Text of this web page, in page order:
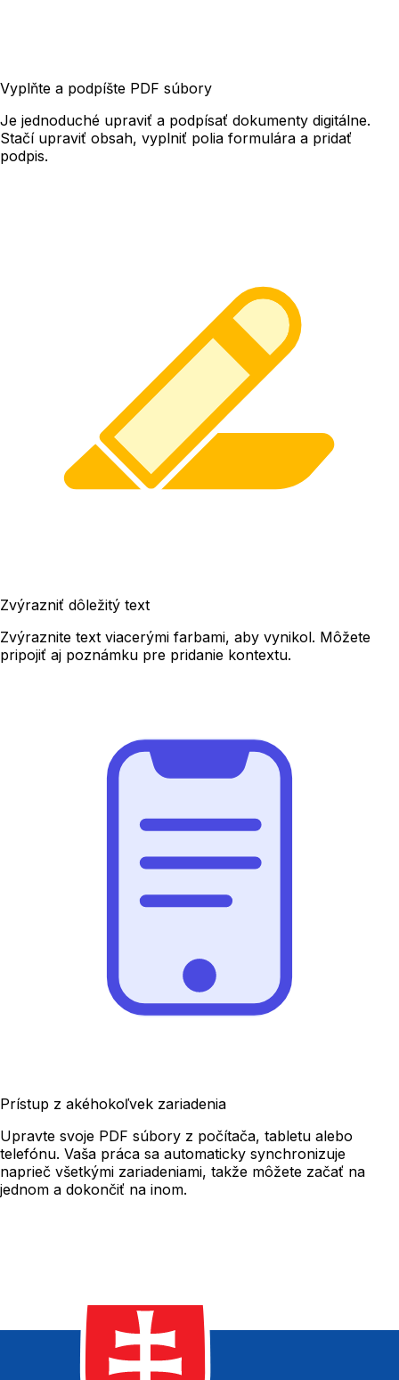
Vyplňte a podpíšte PDF súbory
Je jednoduché upraviť a podpísať dokumenty digitálne.
Stačí upraviť obsah, vyplniť polia formulára a pridať
podpis.
Zvýrazniť dôležitý text
Zvýraznite text viacerými farbami, aby vynikol. Môžete
pripojiť aj poznámku pre pridanie kontextu.
Prístup z akéhokoľvek zariadenia
Upravte svoje PDF súbory z počítača, tabletu alebo
telefónu. Vaša práca sa automaticky synchronizuje
naprieč všetkými zariadeniami, takže môžete začať na
jednom a dokončiť na inom.